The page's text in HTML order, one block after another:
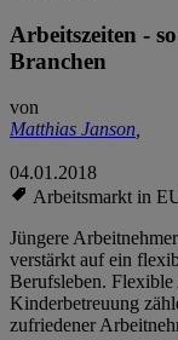
Arbeitszeiten -
Branchen
von
Matthias Janson,
04.01.2018
Arbeitsmarkt in
Jüngere
verstärkt auf ein
Berufsleben.
Kinderbetreuung
zufriedener